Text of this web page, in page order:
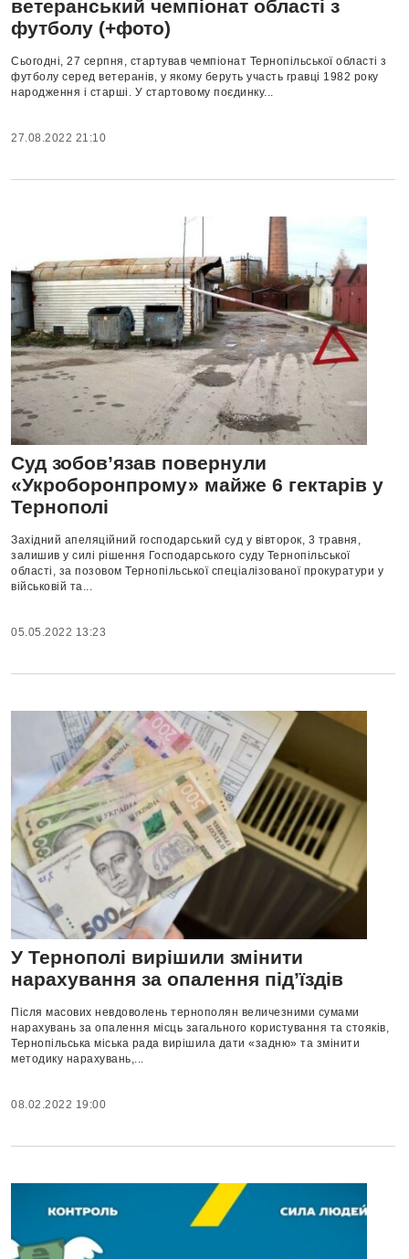
ветеранський чемпіонат області з
футболу (+фото)
Сьогодні, 27 серпня, стартував чемпіонат Тернопільської області з
футболу серед ветеранів, у якому беруть участь гравці 1982 року
народження і старші. У стартовому поєдинку...
27.08.2022 21:10
Суд зобов’язав повернули
«Укроборонпрому» майже 6 гектарів у
Тернополі
Західний апеляційний господарський суд у вівторок, 3 травня,
залишив у силі рішення Господарського суду Тернопільської
області, за позовом Тернопільської спеціалізованої прокуратури у
військовій та...
05.05.2022 13:23
У Тернополі вирішили змінити
нарахування за опалення під’їздів
Після масових невдоволень тернополян величезними сумами
нарахувань за опалення місць загального користування та стояків,
Тернопільська міська рада вирішила дати «задню» та змінити
методику нарахувань,...
08.02.2022 19:00